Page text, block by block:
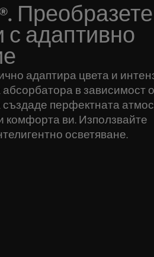
Преобразете
с адаптивно
адаптира цвета и
в зависимост
перфектната
комфорта ви. Използвайте
осветяване.